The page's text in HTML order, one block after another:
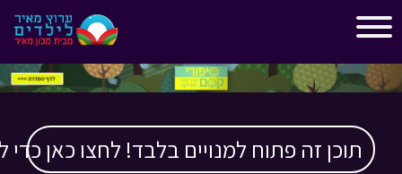
תוכן זה פתוח למנויים בלבד! לחצו כאן כדי